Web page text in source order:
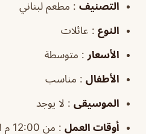
التصنيف : مطعم لبناني
النوع : عائلات
الأسعار : متوسطة
الأطفال : مناسب
الموسيقى : لا يوجد
أوقات العمل : من 12:00 م الى 12:00 ص